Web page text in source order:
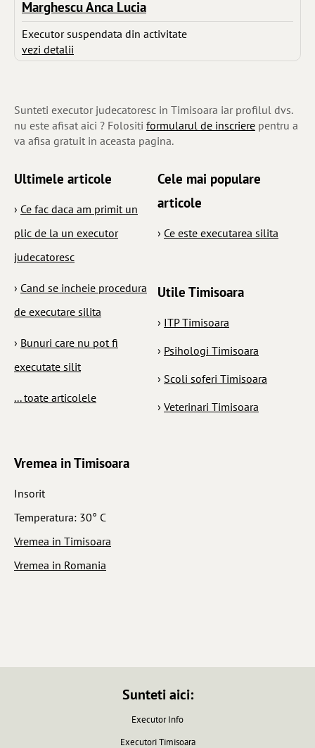
Marghescu Anca Lucia
Executor suspendata din activitate
vezi detalii
Sunteti executor judecatoresc in Timisoara iar profilul dvs.
nu este afisat aici ? Folositi formularul de inscriere pentru a
va afisa gratuit in aceasta pagina.
Ultimele articole
› Ce fac daca am primit un
plic de la un executor
judecatoresc
› Cand se incheie procedura
de executare silita
› Bunuri care nu pot fi
executate silit
... toate articolele
Cele mai populare
articole
› Ce este executarea silita
Utile Timisoara
› ITP Timisoara
› Psihologi Timisoara
› Scoli soferi Timisoara
› Veterinari Timisoara
Vremea in Timisoara
Insorit
Temperatura: 30° C
Vremea in Timisoara
Vremea in Romania
Sunteti aici:
Executor Info
Executori Timisoara